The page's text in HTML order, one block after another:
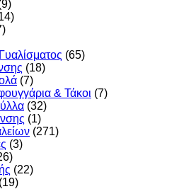
(65)
(18)
(7)
& Τάκοι (7)
(32)
(1)
(271)
(3)
(22)
(19)